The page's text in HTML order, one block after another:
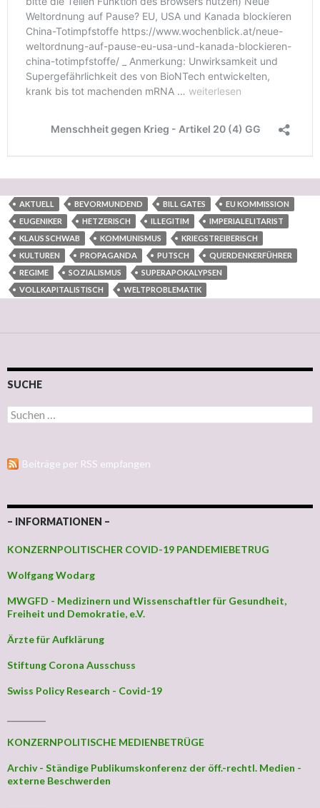
AKTUELL BEVORMUNDEND BILL GATES
EU KOMMISSION
EUGENIKER
HETZERISCH ILLEGITIM
IMPERIALELITARIST
KLAUS SCHWAB
KOMMUNISMUS
KRIEGSTREIBERISCH
KULTUREN
PROPAGANDA PUTSCH
QUERDENKERFÜHRER
REGIME
SOZIALISMUS
SUPERAPOKALYPSEN
VOLLKAPITALISTISCH
WELTPROBLEMATIK
SUCHE
Suchen nach:
Beiträge per RSS empfangen
– INFORMATIONEN –
KONZERNPOLITISCHER COVID-19 PANDEMIEBETRUG
Wolfgang Wodarg
MWGFD - Medizinern und Wissenschaftler für Gesundheit,
Freiheit und Demokratie, e.V.
Ärzte für Aufklärung
Stiftung Corona Ausschuss
Swiss Policy Research - Covid-19
KONZERNPOLITISCHE MEDIENBETRÜGE
Archiv - Ständige Publikumskonferenz der öff.-rechtl. Medien -
externe Beschwerden